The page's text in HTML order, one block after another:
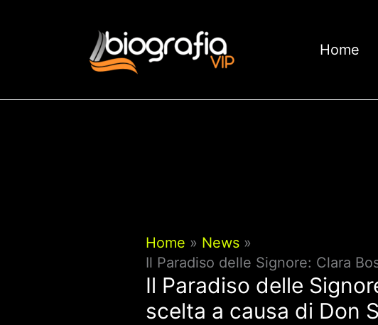
Home
Home
News
Il Paradiso delle Signore: Clara
Il Paradiso delle
scelta a causa di Don